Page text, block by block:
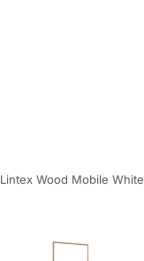
Lintex Wood Mobile